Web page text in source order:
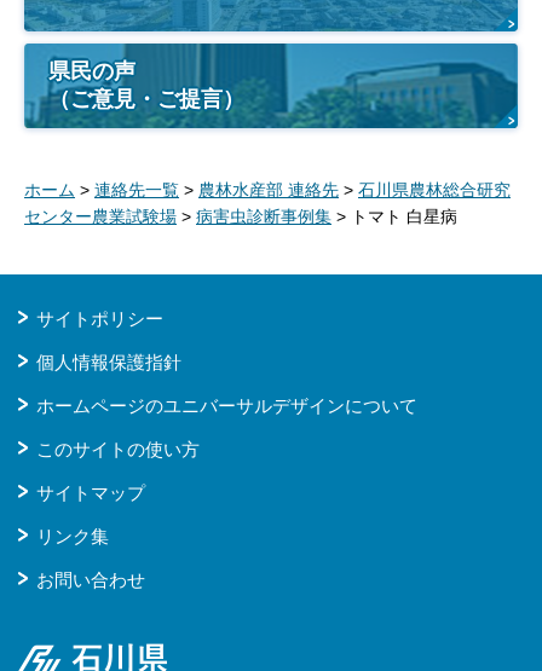
県民の声
（ご意見・ご提言）
ホーム > 連絡先一覧 > 農林水産部 連絡先 > 石川県農林総合研究
センター農業試験場 > 病害虫診断事例集 > トマト 白星病
サイトポリシー
個人情報保護指針
ホームページのユニバーサルデザインについて
このサイトの使い方
サイトマップ
リンク集
お問い合わせ
石川県